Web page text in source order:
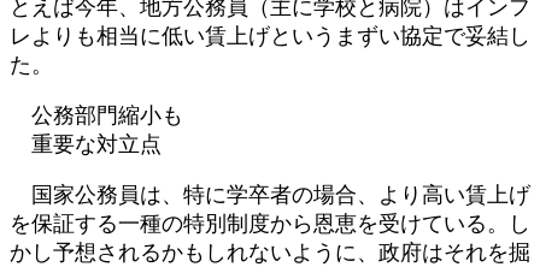
とえば今年、地方公務員（主に学校と病院）はインフ
レよりも相当に低い賃上げというまずい協定で妥結し
た。
公務部門縮小も
重要な対立点
国家公務員は、特に学卒者の場合、より高い賃上げ
を保証する一種の特別制度から恩恵を受けている。し
かし予想されるかもしれないように、政府はそれを掘